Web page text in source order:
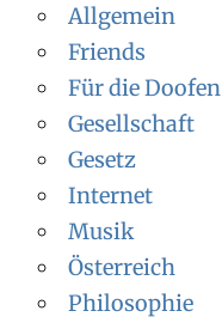
Allgemein
Friends
Für die Doofen
Gesellschaft
Gesetz
Internet
Musik
Österreich
Philosophie